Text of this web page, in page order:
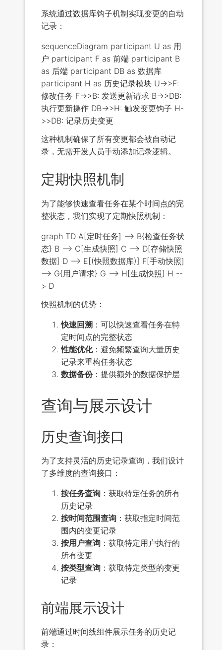
系统通过数据库钩子机制实现变更的自动
记录：
sequenceDiagram participant U as 用
户 participant F as 前端 participant B
as 后端 participant DB as 数据库
participant H as 历史记录模块 U->>F:
修改任务 F->>B: 发送更新请求 B->>DB:
执行更新操作 DB->>H: 触发变更钩子 H-
>>DB: 记录历史变更
这种机制确保了所有变更都会被自动记
录，无需开发人员手动添加记录逻辑。
定期快照机制
为了能够快速查看任务在某个时间点的完
整状态，我们实现了定期快照机制：
graph TD A[定时任务] --> B{检查任务状
态} B --> C[生成快照] C --> D[存储快照
数据] D --> E[(快照数据库)] F[手动快照]
--> G{用户请求} G --> H[生成快照] H --
> D
快照机制的优势：
快速回溯 ：可以快速查看任务在特
定时间点的完整状态
性能优化：避免频繁查询大量历史
记录来重构任务状态
数据备份：提供额外的数据保护层
查询与展示设计
历史查询接口
为了支持灵活的历史记录查询，我们设计
了多维度的查询接口：
按任务查询 ：获取特定任务的所有
历史记录
按时间范围查询 ：获取指定时间范
围内的变更记录
按用户查询 ：获取特定用户执行的
所有变更
按类型查询 ：获取特定类型的变更
记录
前端展示设计
前端通过时间线组件展示任务的历史记
录：